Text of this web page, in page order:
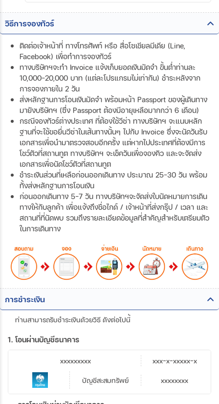
วิธีการจองทัวร์
ติดต่อเจ้าหน้าที่ ทางโทรศัพท์ หรือ สื่อโซเชียลมีเดีย (Line,
Facebook) เพื่อทำการจองทัวร์
ทางบริษัทฯจะทำ Invoice แจ้งเก็บยอดเงินมัดจำ ขั้นต่ำท่านละ
10,000-20,000 บาท (แต่ละโปรแกรมไม่เท่ากัน) ชำระหลังจาก
การจองภายใน 2 วัน
ส่งหลักฐานการโอนเงินมัดจำ พร้อมหน้า Passport ของผู้เดินทาง
มายังบริษัทฯ (ซึ่ง Passport ต้องมีอายุเหลือมากกว่า 6 เดือน)
กรณีจองทัวร์ต่างประเทศ ที่ต้องใช้วีซ่า ทางบริษัทฯ จะแนบหลัก
ฐานที่จะใช้ขอยื่นวีซ่าในเส้นทางนั้นๆ ไปกับ Invoice ซึ่งจะนัดวันรับ
เอกสารเพื่อนำมาตรวจสอบอีกครั้ง แต่หากไปประเทศที่ต้องมีการ
โชว์ตัวที่สถานทูต ทางบริษัทฯ จะเช็ควันเพื่อจองคิว และจะจัดส่ง
เอกสารเพื่อนัดโชว์ตัวที่สถานทูต
ชำระเงินส่วนที่เหลือก่อนออกเดินทาง ประมาณ 25-30 วัน พร้อม
ทั้งส่งหลักฐานการโอนเงิน
ก่อนออกเดินทาง 5-7 วัน ทางบริษัทฯจะจัดส่งใบนัดหมายการเดิน
ทางให้กับลูกค้า เพื่อแจ้งถึงชื่อไกด์ / เจ้าหน้าที่ส่งกรุ๊ป / เวลา และ
สถานที่ที่นัดพบ รวมถึงรายละเอียดข้อมูลที่สำคัญสำหรับเตรียมตัว
ในการเดินทาง
การชำระเงิน
ท่านสามารถรับชำระเงินด้วยวิธี ดังต่อไปนี้
1. โอนผ่านบัญชีธนาคาร
บัญชีสะสมทรัพย์
xxxxxxxxx
xxxxxxxx
xxx-x-xxxxx-x